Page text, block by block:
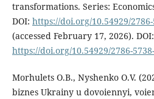
transformations. Series:
DOI: https://doi.org/10.54929/2786-
(accessed February 17, 2026). DOI:
https://doi.org/10.54929/2786-
Morhulets O.B., Nyshenko O.V.
biznes Ukrainy u dovoiennyi,